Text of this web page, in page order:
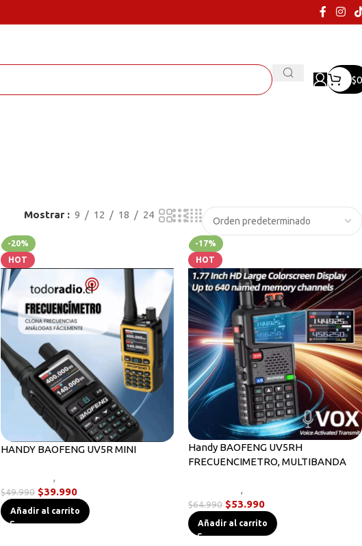
$0
Mostrar 9 12 18 24
-20%
HOT
HANDY BAOFENG UV5R MINI
Novedades,
$49.990 $39.990
Añadir al carrito
-17%
HOT
Handy BAOFENG UV5RH
FRECUENCIMETRO, MULTIBANDA
Novedades,
$64.990 $53.990
Añadir al carrito